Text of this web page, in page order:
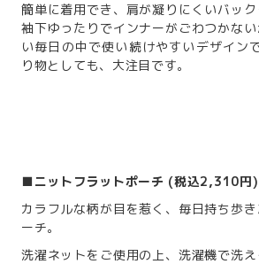
簡単に着用でき、肩が凝りにくいバック
袖下ゆったりでインナーがごわつかな
い毎日の中で使い続けやすいデザイン
り物としても、大注目です。
■ニットフラットポーチ (税込2,310円)
カラフルな柄が目を惹く、毎日持ち歩
ーチ。
洗濯ネットをご使用の上、洗濯機で洗